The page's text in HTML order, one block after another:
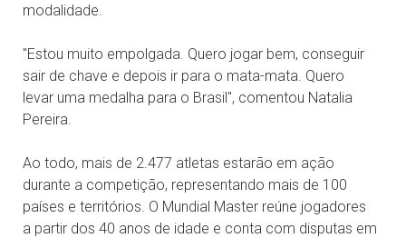
modalidade.
"Estou muito empolgada. Quero jogar bem, conseguir
sair de chave e depois ir para o mata-mata. Quero
levar uma medalha para o Brasil", comentou Natalia
Pereira.
Ao todo, mais de 2.477 atletas estarão em ação
durante a competição, representando mais de 100
países e territórios. O Mundial Master reúne jogadores
a partir dos 40 anos de idade e conta com disputas em